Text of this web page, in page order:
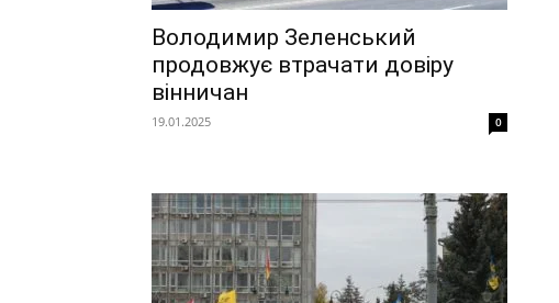
Володимир Зеленський
продовжує втрачати довіру
вінничан
19.01.2025 0